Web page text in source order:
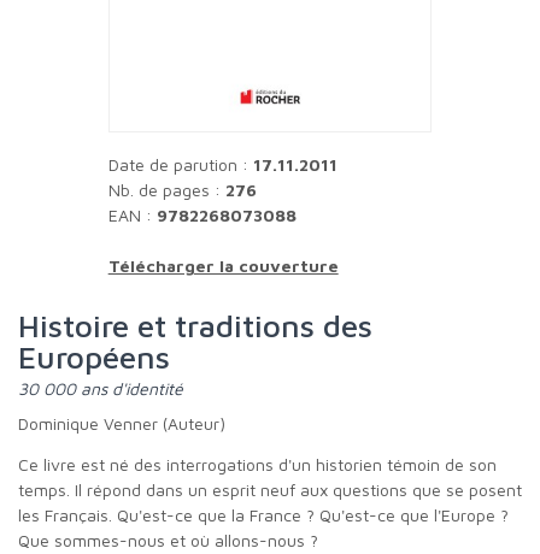
Date de parution : 17.11.2011
Nb. de pages : 276
EAN : 9782268073088
Télécharger la couverture
Histoire et traditions des
Européens
30 000 ans d'identité
Dominique Venner (Auteur)
Ce livre est né des interrogations d'un historien témoin de son
temps. Il répond dans un esprit neuf aux questions que se posent
les Français. Qu'est-ce que la France ? Qu'est-ce que l'Europe ?
Que sommes-nous et où allons-nous ?